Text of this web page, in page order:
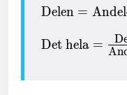
Delen =
Det hela =